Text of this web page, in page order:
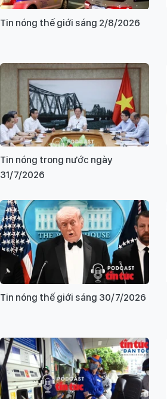
Tin nóng thế giới sáng 2/8/2026
Tin nóng trong nước ngày
31/7/2026
Tin nóng thế giới sáng 30/7/2026